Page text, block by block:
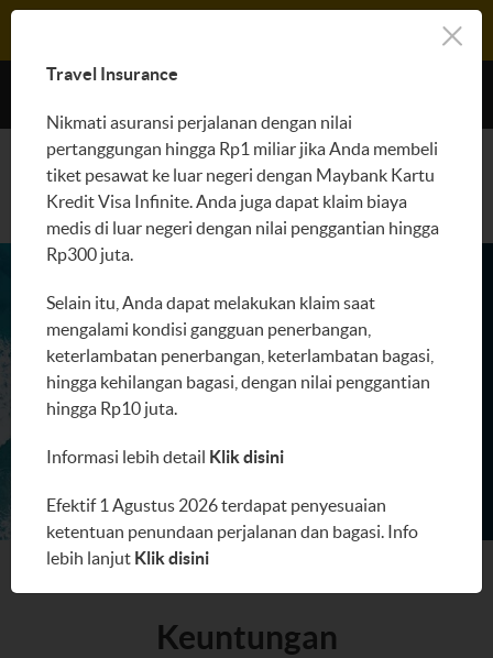
AJUKAN
Keuntungan
Travel Insurance
Nikmati asuransi perjalanan dengan nilai
pertanggungan hingga Rp1 miliar jika Anda membeli
tiket pesawat ke luar negeri dengan Maybank Kartu
Kredit Visa Infinite. Anda juga dapat klaim biaya
medis di luar negeri dengan nilai penggantian hingga
Rp300 juta.
Selain itu, Anda dapat melakukan klaim saat
mengalami kondisi gangguan penerbangan,
keterlambatan penerbangan, keterlambatan bagasi,
hingga kehilangan bagasi, dengan nilai penggantian
hingga Rp10 juta.
Informasi lebih detail Klik disini
Efektif 1 Agustus 2026 terdapat penyesuaian
ketentuan penundaan perjalanan dan bagasi. Info
lebih lanjut Klik disini